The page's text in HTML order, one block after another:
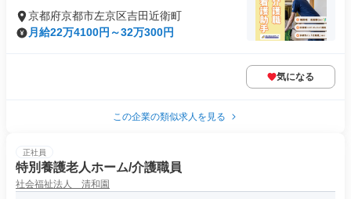
京都府京都市左京区吉田近衛町
月給22万4100円～32万300円
気になる
この企業の類似求人を見る
正社員
特別養護老人ホーム/介護職員
社会福祉法人 清和園